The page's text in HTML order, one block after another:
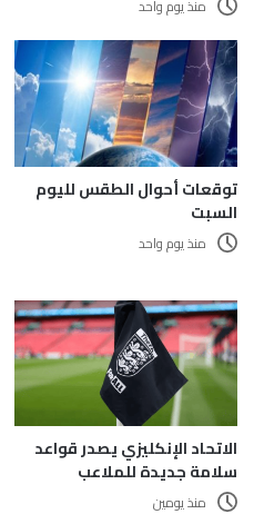
منذ يوم واحد
توقعات أحوال الطقس لليوم
السبت
منذ يوم واحد
الاتحاد الإنكليزي يصدر قواعد
سلامة جديدة للملاعب
منذ يومين